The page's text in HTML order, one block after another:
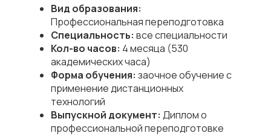
Вид образования:
Профессиональная переподготовка
Специальность: все специальности
Кол-во часов: 4месяца (530
академических часа)
Форма обучения: заочное обучение с
применение дистанционных
технологий
Выпускной документ: Диплом о
профессиональной переподготовке